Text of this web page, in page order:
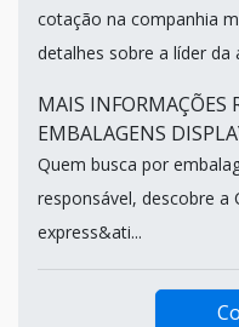
cotação na companhia
detalhes sobre a líder da
MAIS INFORMAÇÕES
EMBALAGENS
Quem busca por
responsável, descobre a
express&ati...